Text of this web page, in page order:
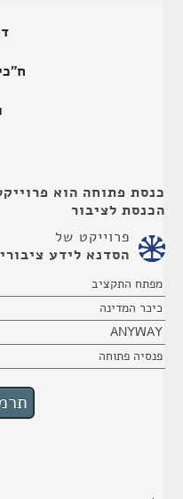
כנסת פתוחה הוא
הכנסת לציבור
פרוייקט של
הסדנא לידע ציבורי
מפתח התקציב
כיכר המדינה
ANYWAY
פנסיה פתוחה